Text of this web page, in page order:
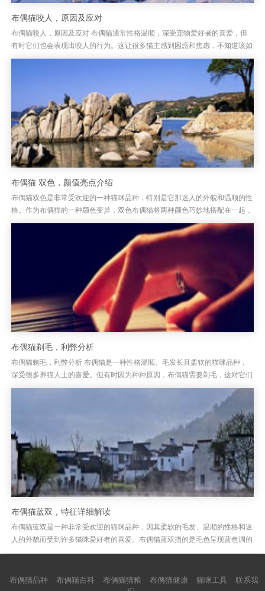
布偶猫咬人，原因及应对
布偶猫咬人，原因及应对 布偶猫通常性格温顺，深受宠物爱好者的喜爱，但
有时它们也会表现出咬人的行为。这让很多猫主感到困惑和焦虑，不知道该如
何处理。布偶猫咬人其实并非出于攻击性，它们的咬人行为常常是由于某...
布偶猫 双色，颜值亮点介绍
布偶猫双色是非常受欢迎的一种猫咪品种，特别是它那迷人的外貌和温顺的性
格。作为布偶猫的一种颜色变异，双色布偶猫将两种颜色巧妙地搭配在一起，
呈现出独特的美丽。布偶猫的双色外观通常分为深浅色相间的毛发，常见...
布偶猫剃毛，利弊分析
布偶猫剃毛，利弊分析 布偶猫是一种性格温顺、毛发长且柔软的猫咪品种，
深受很多养猫人士的喜爱。但有时因为种种原因，布偶猫需要剃毛，这对它们
来说到底是好还是坏呢？剃毛虽然能帮助减少掉毛问题，但这并非解决所...
布偶猫蓝双，特征详细解读
布偶猫蓝双是一种非常受欢迎的猫咪品种，因其柔软的毛发、温顺的性格和迷
人的外貌而受到许多猫咪爱好者的喜爱。布偶猫蓝双指的是毛色呈现蓝色调的
布偶猫，这种颜色给人一种非常优雅、高贵的感觉。布偶猫的蓝双特征包...
布偶猫品种 布偶猫百科 布偶猫猫粮 布偶猫健康 猫咪工具
联系我